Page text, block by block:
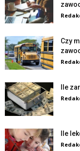
Czy
Ile
Ile